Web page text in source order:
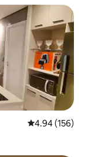
平均评分 4.94
4.94 (156)